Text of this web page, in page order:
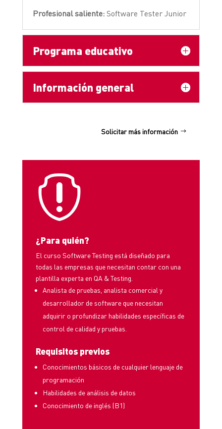
Profesional saliente:Software Tester Junior
Programa educativo
Información general
Solicitar más información

¿Para quién?
El curso Software Testing está diseñado para
todas las empresas que necesitan contar con una
plantilla experta en QA & Testing.
Analista de pruebas, analista comercial y
desarrollador de software que necesitan
adquirir o profundizar habilidades específicas de
control de calidad y pruebas.
Requisitos previos
Conocimientos básicos de cualquier lenguaje de
programación
Habilidades de análisis de datos
Conocimiento de inglés (B1)